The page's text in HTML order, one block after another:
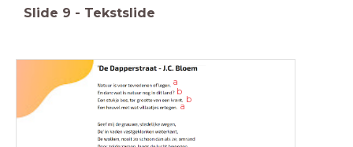
Slide 9 - Tekstslide
a
b
b
a